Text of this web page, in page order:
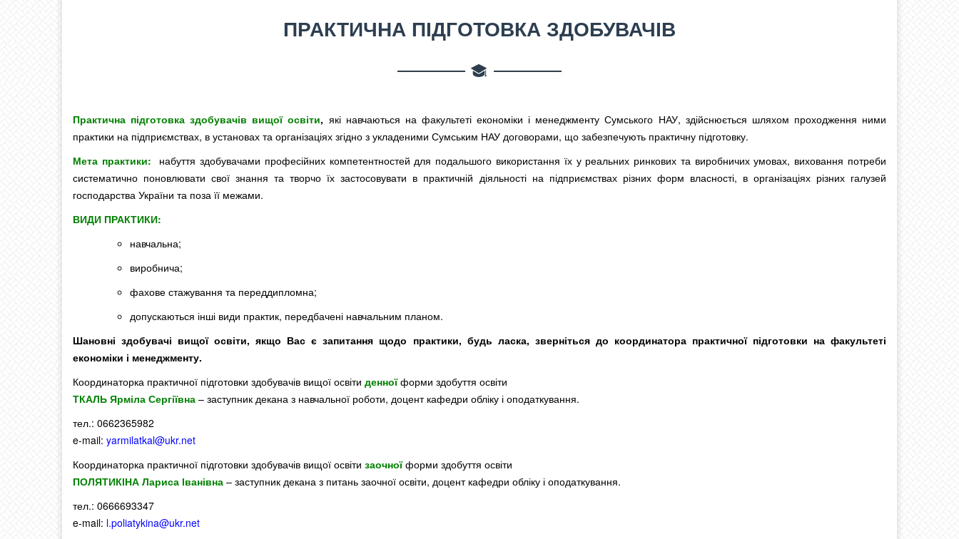
ПРАКТИЧНА ПІДГОТОВКА ЗДОБУВАЧІВ
Практична підготовка здобувачів вищої освіти, які навчаються на факультеті економіки і менеджменту Сумського НАУ, здійснюється шляхом проходження ними
практики на підприємствах, в установах та організаціях згідно з укладеними Сумським НАУ договорами, що забезпечують практичну підготовку.
Мета практики:
набуття здобувачами професійних компетентностей для подальшого використання їх у реальних ринкових та виробничих умовах, виховання потреби
систематично поновлювати свої знання та творчо їх застосовувати в практичній діяльності на підприємствах різних форм власності, в організаціях різних галузей
господарства України та поза її межами.
ВИДИ ПРАКТИКИ:
навчальна;
виробнича;
фахове стажування та переддипломна;
допускаються інші види практик, передбачені навчальним планом.
Шановні здобувачі вищої освіти, якщо Вас є запитання щодо практики, будь ласка, зверніться до координатора практичної підготовки на факультеті
економіки і менеджменту.
Координаторка практичної підготовки здобувачів вищої освіти денноїформи здобуття освіти
ТКАЛЬ Ярміла Сергіївна – заступник декана з навчальної роботи, доцент кафедри обліку і оподаткування.
тел.: 0662365982
e-mail: yarmilatkal@ukr.net
Координаторка практичної підготовки здобувачів вищої освіти заочноїформи здобуття освіти
ПОЛЯТИКІНА Лариса Іванівна – заступник декана з питань заочної освіти, доцент кафедри обліку і оподаткування.
тел.: 0666693347
e-mail: l.poliatykina@ukr.net